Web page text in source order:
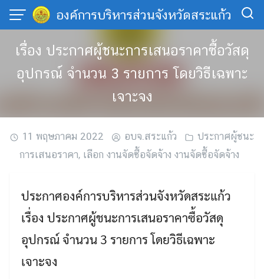
Skip
content
องค์การบริหารส่วนจังหวัดสระแก้ว
เรื่อง ประกาศผู้ชนะการเสนอราคาซื้อวัสดุ
อุปกรณ์ จำนวน 3 รายการ โดยวิธีเฉพาะ
เจาะจง
11 พฤษภาคม 2022 อบจ.สระแก้ว
ประกาศผู้ชนะ
การเสนอราคา, เลือก งานจัดซื้อจัดจ้าง งานจัดซื้อจัดจ้าง
ประกาศองค์การบริหารส่วนจังหวัดสระแก้ว
เรื่อง ประกาศผู้ชนะการเสนอราคาซื้อวัสดุ
อุปกรณ์ จำนวน 3 รายการ โดยวิธีเฉพาะ
เจาะจง